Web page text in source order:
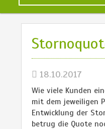
18.10.2017
Wie viele Kunden
mit dem jeweiligen
Entwicklung der
betrug die Quote